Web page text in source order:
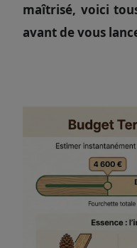
maîtrisé, voici
avant de vous